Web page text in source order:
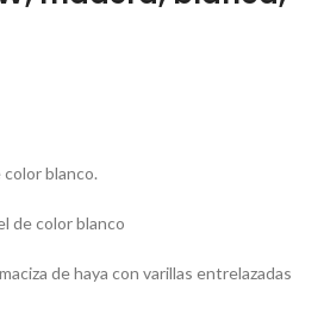
blanco.
de color blanco
de haya con varillas entrelazadas